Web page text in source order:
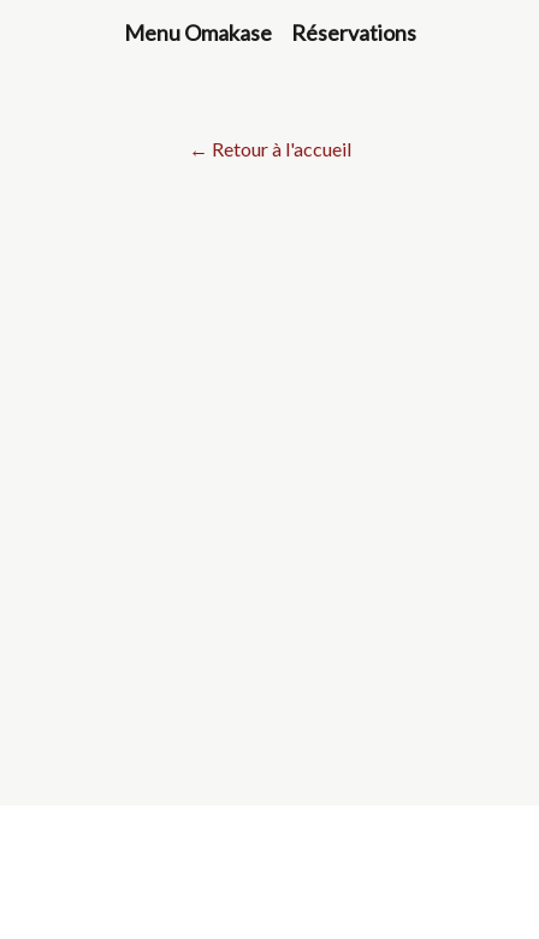
Menu Omakase Réservations
← Retour à l'accueil